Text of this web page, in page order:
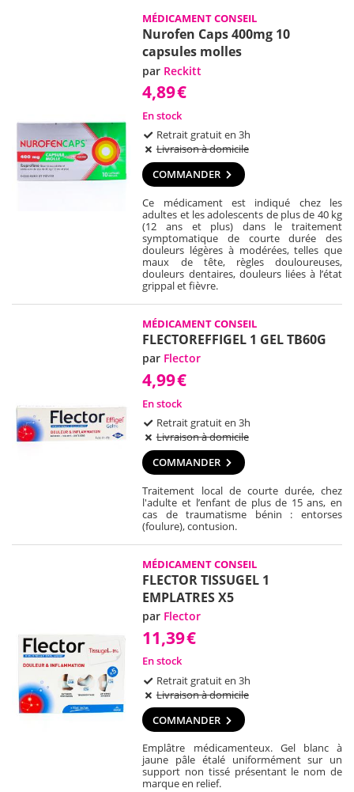
MÉDICAMENT CONSEIL
Nurofen Caps 400mg 10
capsules molles
par Reckitt
4,89€
En stock
Retrait gratuit en 3h
Livraison à domicile
COMMANDER
Ce médicament est indiqué chez les
adultes et les adolescents de plus de 40 kg
(12 ans et plus) dans le traitement
symptomatique de courte durée des
douleurs légères à modérées, telles que
maux de tête, règles douloureuses,
douleurs dentaires, douleurs liées à l’état
grippal et fièvre.
MÉDICAMENT CONSEIL
FLECTOREFFIGEL 1 GEL TB60G
par Flector
4,99€
En stock
Retrait gratuit en 3h
Livraison à domicile
COMMANDER
Traitement local de courte durée, chez
l'adulte et l’enfant de plus de 15 ans, en
cas de traumatisme bénin : entorses
(foulure), contusion.
MÉDICAMENT CONSEIL
FLECTOR TISSUGEL 1
EMPLATRES X5
par Flector
11,39€
En stock
Retrait gratuit en 3h
Livraison à domicile
COMMANDER
Emplâtre médicamenteux. Gel blanc à
jaune pâle étalé uniformément sur un
support non tissé présentant le nom de
marque en relief.